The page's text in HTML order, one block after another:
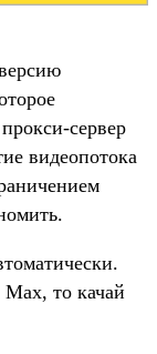
сервер
видеопотока
то качай